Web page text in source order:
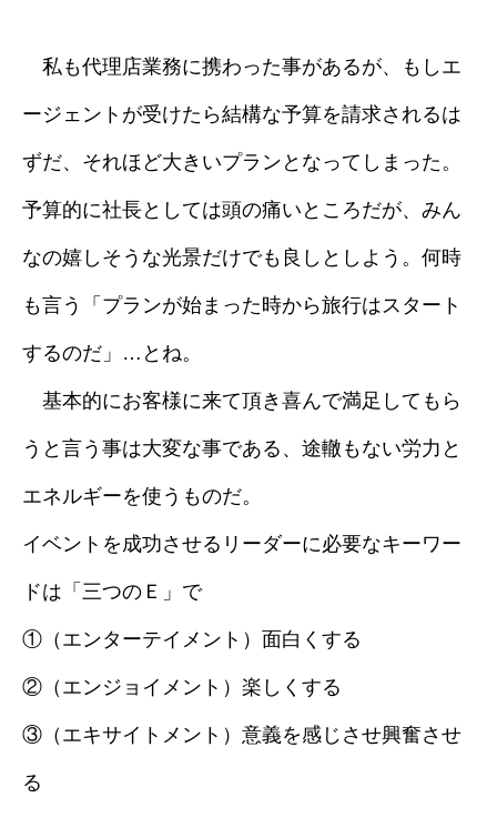
私も代理店業務に携わった事があるが、もしエ
ージェントが受けたら結構な予算を請求されるは
ずだ、それほど大きいプランとなってしまった。
予算的に社長としては頭の痛いところだが、みん
なの嬉しそうな光景だけでも良しとしよう。何時
も言う「プランが始まった時から旅行はスタート
するのだ」…とね。
基本的にお客様に来て頂き喜んで満足してもら
うと言う事は大変な事である、途轍もない労力と
エネルギーを使うものだ。
イベントを成功させるリーダーに必要なキーワー
ドは「三つのＥ」で
①（エンターテイメント）面白くする
②（エンジョイメント）楽しくする
③（エキサイトメント）意義を感じさせ興奮させ
る